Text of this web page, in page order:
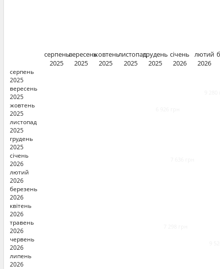
серпень
2025
вересень
2025
жовтень
2025
листопад
2025
грудень
2025
січень
2026
лютий
2026
серпень
2025
вересень
2025
жовтень
2025
листопад
2025
грудень
2025
січень
2026
лютий
2026
березень
2026
квітень
2026
травень
2026
червень
2026
липень
2026